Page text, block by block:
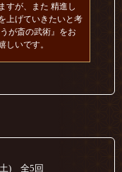
すが、また 精進し
上げていきたいと考
が斎の武術』をお
しいです。
土) 全5回